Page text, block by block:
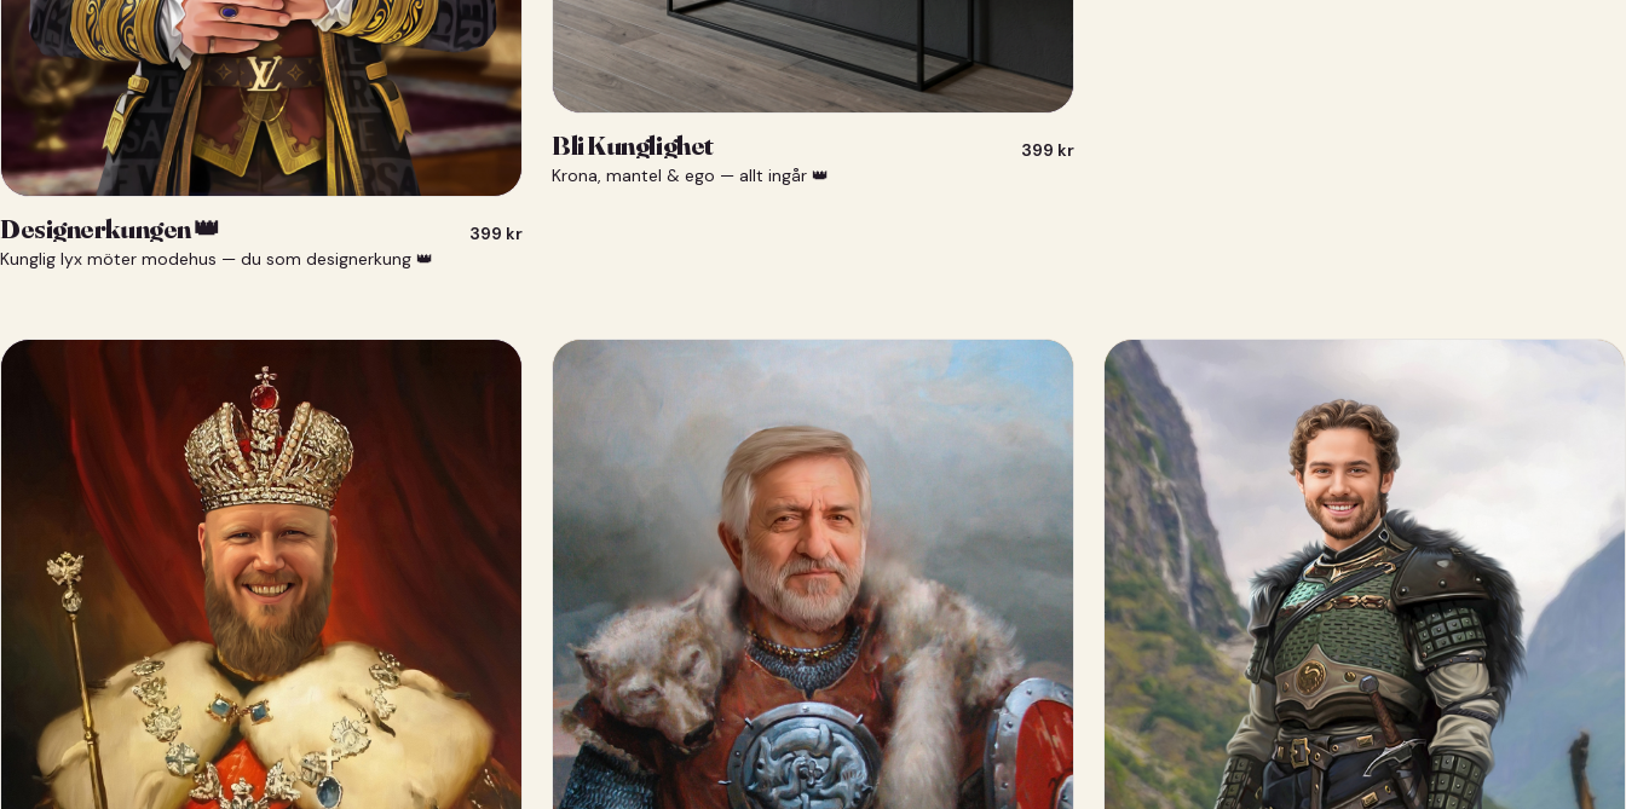
Designerkungen 👑
Kunglig lyx möter modehus — du som designerkung 👑
399 kr
Bli Kunglighet
Krona, mantel & ego — allt ingår 👑
399 kr